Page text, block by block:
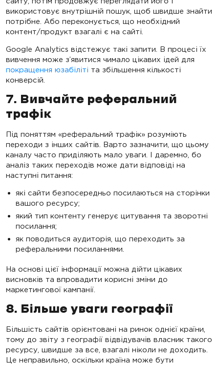
використовує внутрішній пошук, щоб швидше знайти
потрібне. Або переконується, що необхідний
контент/продукт взагалі є на сайті.
Google Analytics відстежує такі запити. В процесі їх
вивчення може з’явитися чимало цікавих ідей для
покращення юзабіліті та збільшення кількості
конверсій.
7. Вивчайте реферальний
трафік
Під поняттям «реферальний трафік» розуміють
переходи з інших сайтів. Варто зазначити, що цьому
каналу часто приділяють мало уваги. І даремно, бо
аналіз таких переходів може дати відповіді на
наступні питання:
які сайти безпосередньо посилаються на сторінки
вашого ресурсу;
який тип контенту генерує цитування та зворотні
посилання;
як поводиться аудиторія, що переходить за
реферальними посиланнями.
На основі цієї інформації можна дійти цікавих
висновків та впровадити корисні зміни до
маркетингової кампанії.
8. Більше уваги географії
Більшість сайтів орієнтовані на ринок однієї країни,
тому до звіту з географії відвідувачів власник такого
ресурсу, швидше за все, взагалі ніколи не доходить.
Це неправильно, оскільки країна може бути